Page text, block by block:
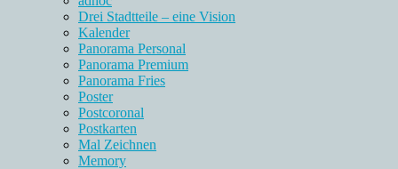
Drei Stadtteile – eine Vision
Kalender
Panorama Personal
Panorama Premium
Panorama Fries
Poster
Postcoronal
Postkarten
Mal Zeichnen
Memory